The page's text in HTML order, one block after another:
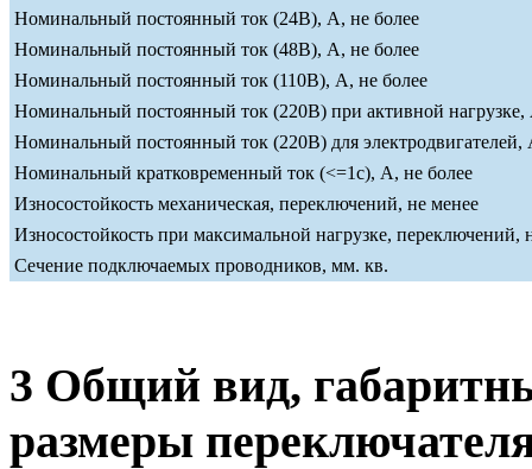
Номинальный постоянный ток (24В), А, не более
Номинальный постоянный ток (48В), А, не более
Номинальный постоянный ток (110В), А, не более
Номинальный постоянный ток (220В) при активной нагрузке,
Номинальный постоянный ток (220В) для электродвигателей,
Номинальный кратковременный ток (<=1c), А, не более
Износостойкость механическая, переключений, не менее
Износостойкость при максимальной нагрузке, переключений,
Сечение подключаемых проводников, мм. кв.
3 Общий вид,
размеры